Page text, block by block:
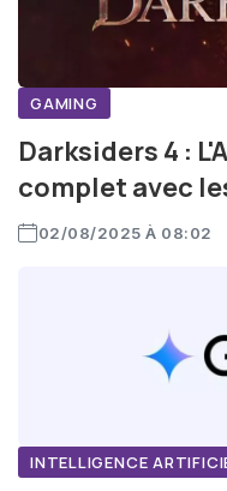
GAMING
Darksiders 4 :
complet avec
02/08/2025 À 08:02
INTELLIGENCE